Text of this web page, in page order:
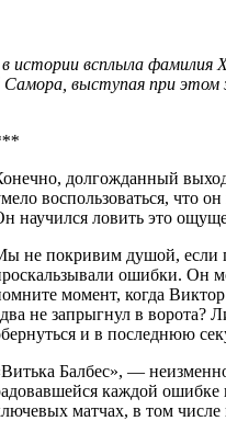
всплыла фамилия
выступая при
долгожданный
воспользоваться, что
научился ловить это
не покривим душой, если
ошибки. Он
момент, когда
не запрыгнул в ворота?
и в последнюю
Балбес», —
каждой ошибке
матчах, в том